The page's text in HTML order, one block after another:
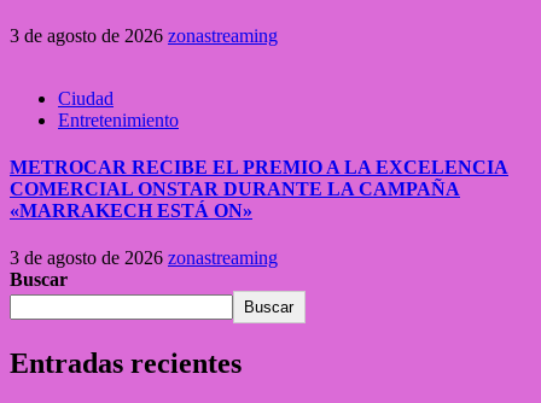
3 de agosto de 2026 zonastreaming
Ciudad
Entretenimiento
METROCAR RECIBE EL PREMIO A LA EXCELENCIA
COMERCIAL ONSTAR DURANTE LA CAMPAÑA
«MARRAKECH ESTÁ ON»
3 de agosto de 2026 zonastreaming
Buscar
Buscar
Entradas recientes